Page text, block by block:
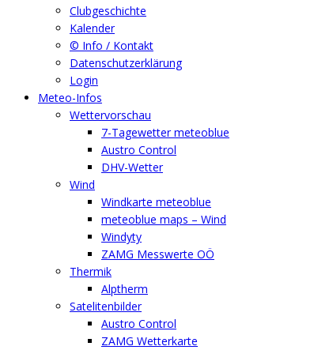
Clubgeschichte
Kalender
© Info / Kontakt
Datenschutzerklärung
Login
Meteo-Infos
Wettervorschau
7-Tagewetter meteoblue
Austro Control
DHV-Wetter
Wind
Windkarte meteoblue
meteoblue maps – Wind
Windyty
ZAMG Messwerte OÖ
Thermik
Alptherm
Satelitenbilder
Austro Control
ZAMG Wetterkarte